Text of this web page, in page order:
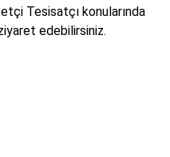
Tesisatçı konularında
edebilirsiniz.